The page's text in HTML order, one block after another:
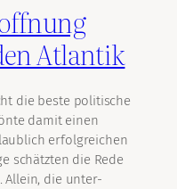
Atlantik
die beste politische
damit einen
erfolgreichen
schätzten die Rede
Allein, die unter-